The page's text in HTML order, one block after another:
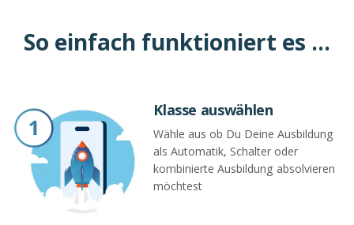
So einfach funktioniert es ...
Klasse auswählen
Wähle aus ob Du Deine Ausbildung
als Automatik, Schalter oder
kombinierte Ausbildung absolvieren
möchtest